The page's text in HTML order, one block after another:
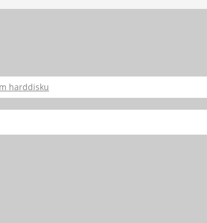
harddisku